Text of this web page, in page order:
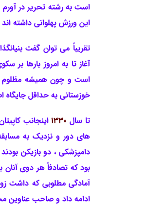
است به رشته تحریر در
این ورزش پهلوانی داشته
تقریباً می توان گفت
آغاز تا به امروز بارها بر
است و چون همیشه مظلوم
خوزستانی به حداقل
تا سال 1330اینجانب
های دور و نزدیک به
دامپزشکی ، دو بازیکن
بود که تصادفاً هر دوی
آمادگی مطلوبی که داشت
ادامه داد و صاحب عناوین